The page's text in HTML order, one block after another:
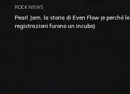
ROCK NEWS
Pearl Jam, la storia di Even Flow (e perché le
registrazioni furono un incubo)